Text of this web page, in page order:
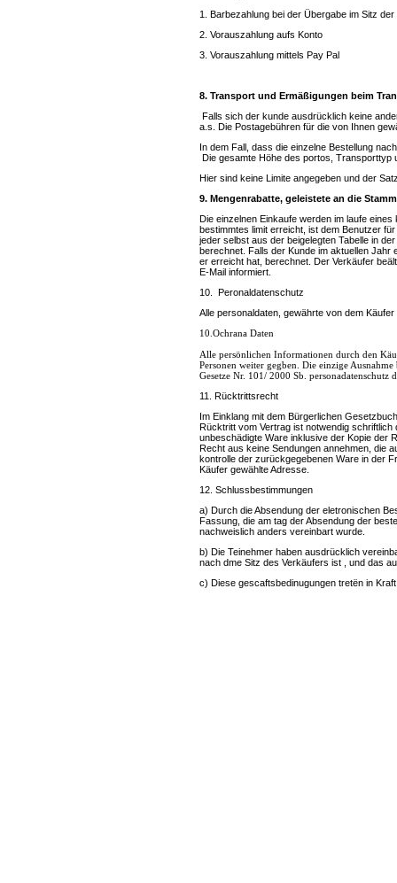
1. Barbezahlung bei der Übergabe im Sitz
2. Vorauszahlung aufs Konto
3. Vorauszahlung mittels Pay Pal
8. Transport und Ermäßigungen beim
Falls sich der kunde ausdrücklich keine
a.s. Die Postagebühren für die von Ihnen
In dem Fall, dass die einzelne Bestellung
Die gesamte Höhe des portos, Transporttyp
Hier sind keine Limite angegeben und der
9. Mengenrabatte, geleistete an die
Die einzelnen Einkaufe werden im laufe
bestimmtes limit erreicht, ist dem Benutzer
jeder selbst aus der beigelegten Tabelle in
berechnet. Falls der Kunde im aktuellen
er erreicht hat, berechnet. Der Verkäufer
E-Mail informiert.
10. Peronaldatenschutz
Alle personaldaten, gewährte von dem
10.Ochrana Daten
Alle persönlichen Informationen durch den
Personen weiter gegben. Die einzige
Gesetze Nr. 101/ 2000 Sb. personadatenschutz
11. Rücktrittsrecht
Im Einklang mit dem Bürgerlichen
Rücktritt vom Vertrag ist notwendig
unbeschädigte Ware inklusive der Kopie der
Recht aus keine Sendungen annehmen, die
kontrolle der zurückgegebenen Ware in der
Käufer gewählte Adresse.
12. Schlussbestimmungen
a) Durch die Absendung der eletronischen
Fassung, die am tag der Absendung der
nachweislich anders vereinbart wurde.
b) Die Teinehmer haben ausdrücklich
nach dme Sitz des Verkäufers ist , und das
c) Diese gescaftsbedinugungen tretën in